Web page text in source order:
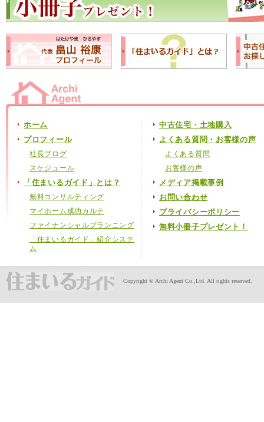
ホーム
プロフィール
社長ブログ
スケジュール
「住まいるガイド」とは？
無料コンサルティング
マイホーム成功カルテ
ファイナンシャルプランニング
「住まいるガイド」紹介システ
ム
中古住宅・土地購入
よくある質問・お客様の声
よくある質問
お客様の声
メディア掲載事例
お問い合わせ
プライバシーポリシー
無料小冊子プレゼント！
Copyright © Archi Agent Co.,Ltd. All rights reserved.